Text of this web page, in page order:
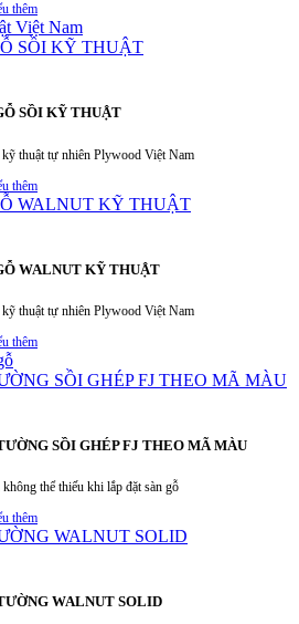
thêm
Việt Nam
SỒI KỸ THUẬT
SỒI KỸ THUẬT
kỹ thuật tự nhiên Plywood Việt Nam
thêm
WALNUT KỸ THUẬT
WALNUT KỸ THUẬT
kỹ thuật tự nhiên Plywood Việt Nam
thêm
SỒI GHÉP FJ THEO MÃ MÀU
SỒI GHÉP FJ THEO MÃ MÀU
thể thiếu khi lắp đặt sàn gỗ
thêm
WALNUT SOLID
WALNUT SOLID